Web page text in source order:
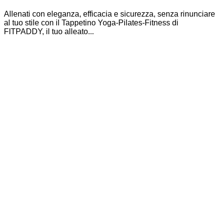
Allenati con eleganza, efficacia e sicurezza, senza rinunciare
al tuo stile con il Tappetino Yoga-Pilates-Fitness di
FITPADDY, il tuo alleato...